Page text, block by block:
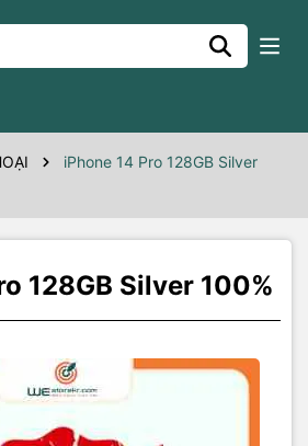
iPhone 14 Pro 128GB Silver
128GB Silver 100%
Silver1/100a